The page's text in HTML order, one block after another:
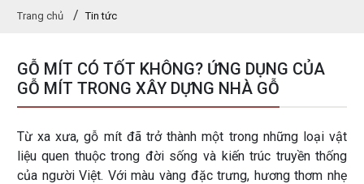
Trang chủ Tin tức
GỖ MÍT CÓ TỐT KHÔNG? ỨNG DỤNG CỦA
GỖ MÍT TRONG XÂY DỰNG NHÀ GỖ
Từ xa xưa, gỗ mít đã trở thành một trong những loại vật
liệu quen thuộc trong đời sống và kiến trúc truyền thống
của người Việt. Với màu vàng đặc trưng, hương thơm nhẹ